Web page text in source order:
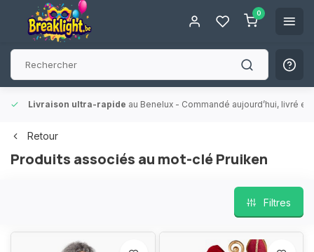
0
Livraison ultra-rapide au Benelux - Commandé aujourd’hui, livré
Retour
Produits associés au mot-clé Pruiken
Filtres